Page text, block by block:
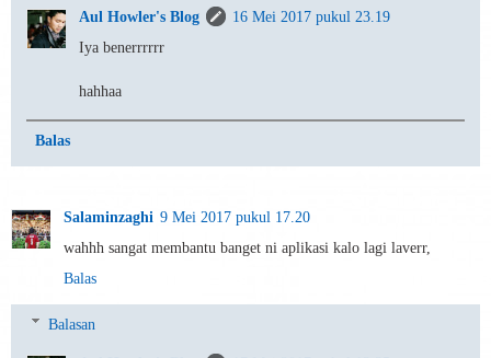
Aul Howler's Blog
16 Mei 2017 pukul 23.19
Iya benerrrrrr
hahhaa
Balas
Salaminzaghi 9 Mei 2017 pukul 17.20
wahhh sangat membantu banget ni aplikasi kalo lagi laverr,
Balas
Balasan